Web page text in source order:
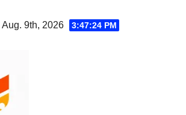
Aug. 9th, 2026 3:47:25 PM